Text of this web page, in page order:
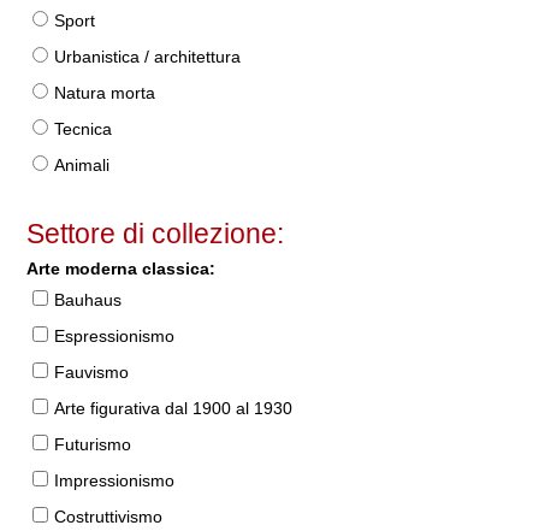
Sport
Urbanistica / architettura
Natura morta
Tecnica
Animali
Settore di collezione:
Arte moderna classica:
Bauhaus
Espressionismo
Fauvismo
Arte figurativa dal 1900 al 1930
Futurismo
Impressionismo
Costruttivismo